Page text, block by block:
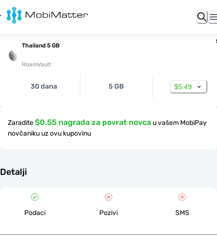
Thailand 5 GB
RoamVault
30 dana 5 GB $5.49
Zaradite$0.55 nagrada za povrat novca u vašem MobiPay
novčaniku uz ovu kupovinu
Detalji
Podaci Pozivi SMS